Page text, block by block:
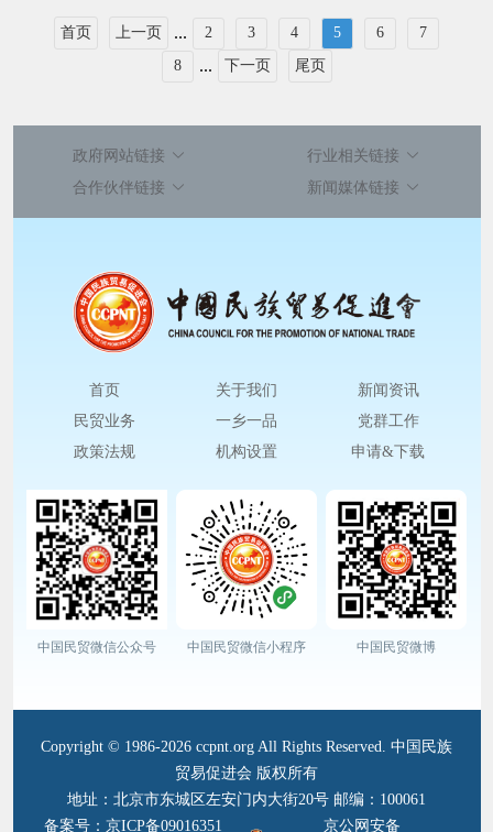
首页 上一页 ... 2 3 4 5 6
7
8
... 下一页 尾页
政府网站链接
行业相关链接
合作伙伴链接
新闻媒体链接
首页 关于我们
新闻资讯
民贸业务
一乡一品
党群工作
政策法规
机构设置 申请&下载
中国民贸微信公众号 中国民贸微信小程序 中国民贸微博
Copyright © 1986-2026 ccpnt.org All Rights Reserved. 中国民族
贸易促进会 版权所有
地址：北京市东城区左安门内大街20号 邮编：100061
备案号：京ICP备09016351
京公网安备